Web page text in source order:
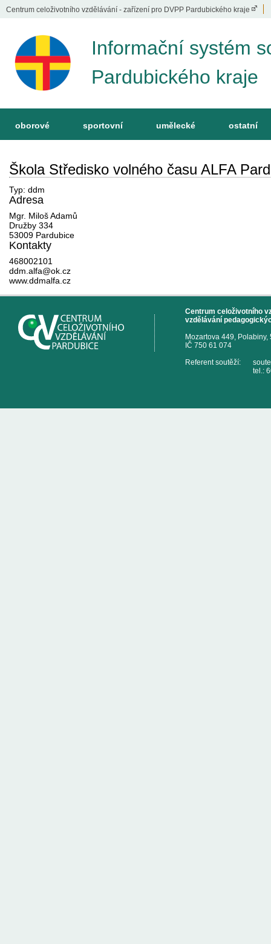
Centrum celoživotního vzdělávání - zařízení pro DVPP Pardubického kraje
Informační systém
Pardubického kraje
oborové sportovní umělecké ostatní
Škola Středisko volného času ALFA
Typ: ddm
Adresa
Mgr. Miloš Adamů
Družby 334
53009 Pardubice
Kontakty
468002101
ddm.alfa@ok.cz
www.ddmalfa.cz
Centrum celoživotního
vzdělávání
Mozartova 449,
IČ 750 61 074
Referent soutěží:
tel.: